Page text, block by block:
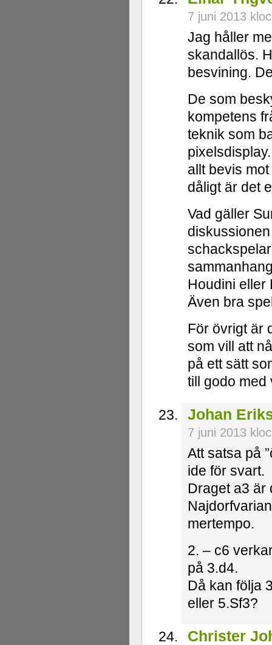
7 juni 2013
Jag håller
skandallös.
besvining.
De som
kompetens
teknik som
allt bevis
dåligt är det
Vad gäller
Houdini eller
Även bra
För övrigt är
som vill att
på ett sätt
till godo med
Johan
7 juni 2013
Att satsa på
ide för svart.
Draget a3 är
mertempo.
2. – c6
på 3.d4.
Då kan följa
eller 5.Sf3?
Christer